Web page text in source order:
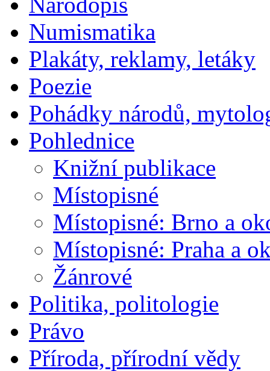
Numismatika
Plakáty, reklamy, letáky
Poezie
Pohádky národů,
Pohlednice
Knižní publikace
Místopisné
Místopisné: Brno a
Místopisné: Praha a
Žánrové
Politika, politologie
Právo
Příroda, přírodní vědy